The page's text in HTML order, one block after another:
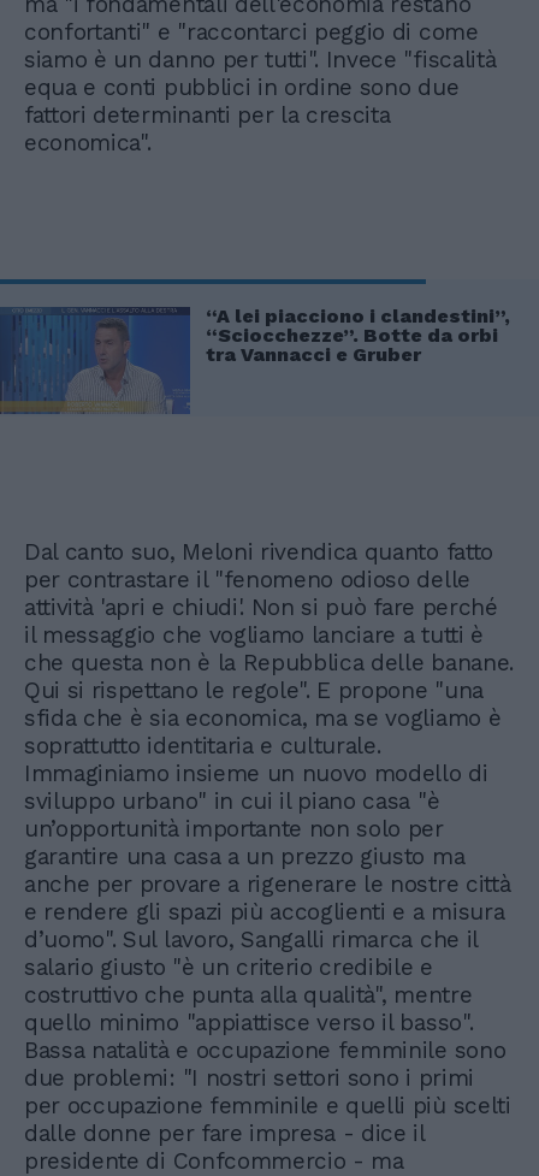
confortanti" e "raccontarci peggio di come
siamo è un danno per tutti". Invece "fiscalità
equa e conti pubblici in ordine sono due
fattori determinanti per la crescita
economica".
“A lei piacciono i clandestini”,
“Sciocchezze”. Botte da orbi
tra Vannacci e Gruber
Dal canto suo, Meloni rivendica quanto fatto
per contrastare il "fenomeno odioso delle
attività 'apri e chiudi'. Non si può fare perché
il messaggio che vogliamo lanciare a tutti è
che questa non è la Repubblica delle banane.
Qui si rispettano le regole". E propone "una
sfida che è sia economica, ma se vogliamo è
soprattutto identitaria e culturale.
Immaginiamo insieme un nuovo modello di
sviluppo urbano" in cui il piano casa "è
un’opportunità importante non solo per
garantire una casa a un prezzo giusto ma
anche per provare a rigenerare le nostre città
e rendere gli spazi più accoglienti e a misura
d’uomo". Sul lavoro, Sangalli rimarca che il
salario giusto "è un criterio credibile e
costruttivo che punta alla qualità", mentre
quello minimo "appiattisce verso il basso".
Bassa natalità e occupazione femminile sono
due problemi: "I nostri settori sono i primi
per occupazione femminile e quelli più scelti
dalle donne per fare impresa - dice il
presidente di Confcommercio - ma